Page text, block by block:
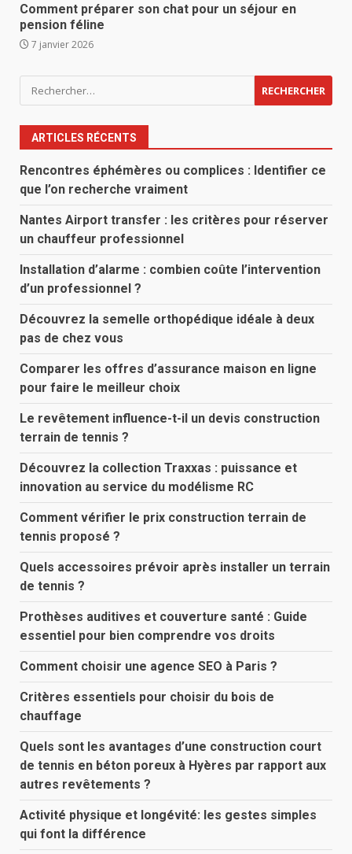
Comment préparer son chat pour un séjour en
pension féline
7 janvier 2026
Rechercher :
ARTICLES RÉCENTS
Rencontres éphémères ou complices : Identifier ce
que l’on recherche vraiment
Nantes Airport transfer : les critères pour réserver
un chauffeur professionnel
Installation d’alarme : combien coûte l’intervention
d’un professionnel ?
Découvrez la semelle orthopédique idéale à deux
pas de chez vous
Comparer les offres d’assurance maison en ligne
pour faire le meilleur choix
Le revêtement influence-t-il un devis construction
terrain de tennis ?
Découvrez la collection Traxxas : puissance et
innovation au service du modélisme RC
Comment vérifier le prix construction terrain de
tennis proposé ?
Quels accessoires prévoir après installer un terrain
de tennis ?
Prothèses auditives et couverture santé : Guide
essentiel pour bien comprendre vos droits
Comment choisir une agence SEO à Paris ?
Critères essentiels pour choisir du bois de
chauffage
Quels sont les avantages d’une construction court
de tennis en béton poreux à Hyères par rapport aux
autres revêtements ?
Activité physique et longévité: les gestes simples
qui font la différence